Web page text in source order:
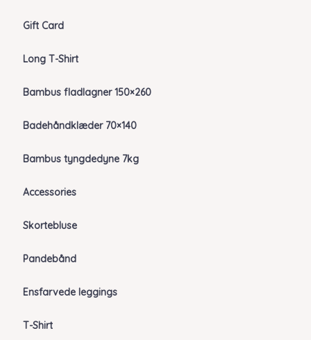
Gift Card
Long T-Shirt
Bambus fladlagner 150×260
Badehåndklæder 70×140
Bambus tyngdedyne 7kg
Accessories
Skortebluse
Pandebånd
Ensfarvede leggings
T-Shirt